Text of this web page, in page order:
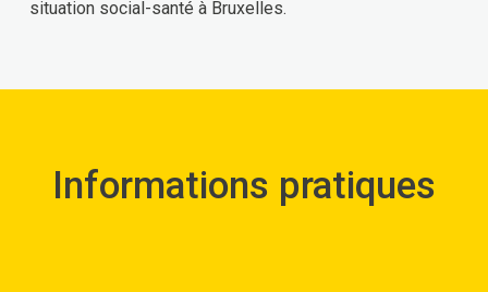
situation social-santé à Bruxelles.
Informations pratiques